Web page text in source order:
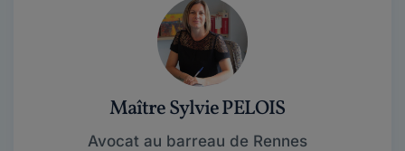
Maître Sylvie PELOIS
Avocat au barreau de Rennes